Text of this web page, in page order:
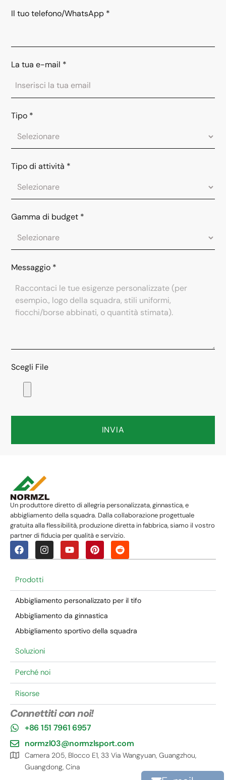
Il tuo telefono/WhatsApp *
La tua e-mail *
Tipo *
Tipo di attività *
Gamma di budget *
Messaggio *
Scegli File
INVIA
Un produttore diretto di allegria personalizzata, ginnastica, e
abbigliamento della squadra. Dalla collaborazione progettuale
gratuita alla flessibilità, produzione diretta in fabbrica, siamo il vostro
partner di fiducia per qualità e servizio.
Prodotti
Abbigliamento personalizzato per il tifo
Abbigliamento da ginnastica
Abbigliamento sportivo della squadra
Soluzioni
Perché noi
Risorse
Connettiti con noi!
+86 151 7961 6957
normzl03@normzlsport.com
Camera 205, Blocco E1, 33 Via Wangyuan, Guangzhou,
Guangdong, Cina